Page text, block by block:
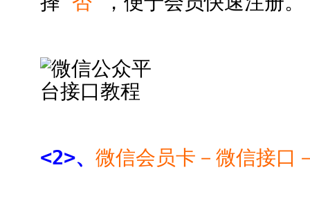
<2>、 微信会员卡－微信接口